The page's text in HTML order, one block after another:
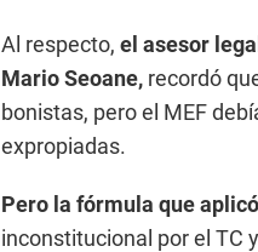
Al respecto, el asesor
Mario Seoane, recordó
bonistas, pero el MEF
expropiadas.
Pero la fórmula que
inconstitucional por el TC